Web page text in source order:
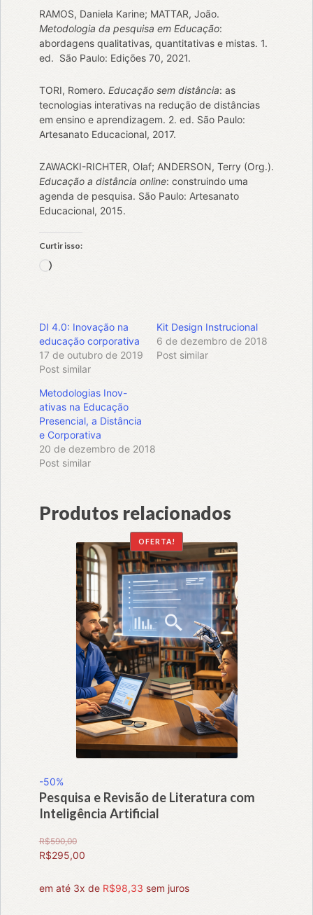
RAMOS, Daniela Karine; MATTAR, João.
Metodologia da pesquisa em Educação:
abordagens qualitativas, quantitativas e mistas. 1.
ed. São Paulo: Edições 70, 2021.
TORI, Romero. Educação sem distância: as
tecnologias interativas na redução de distâncias
em ensino e aprendizagem. 2. ed. São Paulo:
Artesanato Educacional, 2017.
ZAWACKI-RICHTER, Olaf; ANDERSON, Terry (Org.).
Educação a distância online: construindo uma
agenda de pesquisa. São Paulo: Artesanato
Educacional, 2015.
Curtir isso:
Carregando...
DI 4.0: Inovação na
educação corporativa
17 de outubro de 2019
Post similar
Kit Design Instrucional
6 de dezembro de 2018
Post similar
Metodologias Inov-
ativas na Educação
Presencial, a Distância
e Corporativa
20 de dezembro de 2018
Post similar
Produtos relacionados
-50%
Pesquisa e Revisão de Literatura com
Inteligência Artificial
OFERTA!
R$590,00
O
original
R$295,00
preço
em até 3x de R$98,33 sem juros